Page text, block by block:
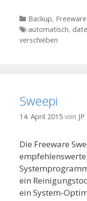
Kategorien
Backup, Freeware
Tags
automatisch,
verschieben
Sweepi
14. April 2015 von JP
Die Freeware
ein
ein System-